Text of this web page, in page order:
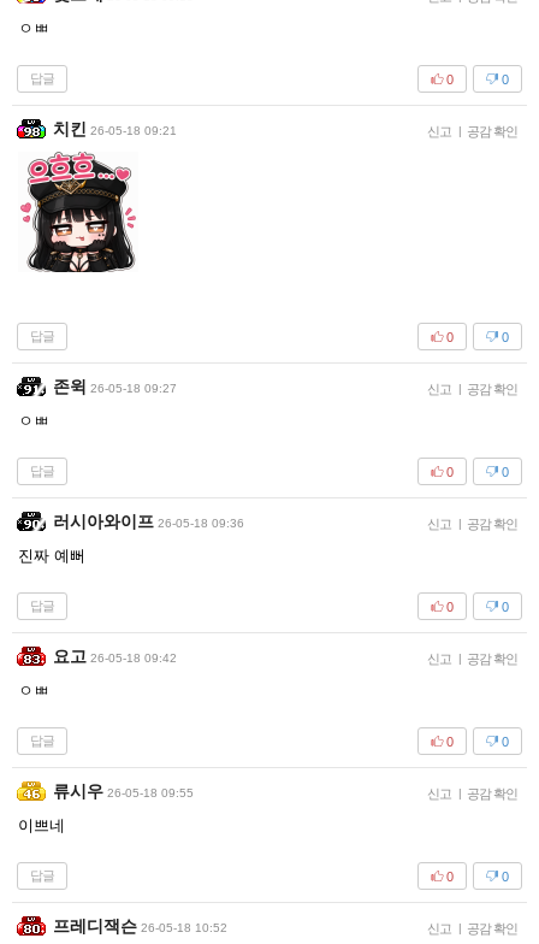
ㅇㅃ
답글 0
0
치킨 26-05-18 09:21 신고 | 공감 확인
답글 0
0
존윅 26-05-18 09:27 신고 | 공감 확인
ㅇㅃ
답글 0
0
러시아와이프 26-05-18 09:36 신고 | 공감 확인
진짜 예뻐
답글 0
0
요고 26-05-18 09:42 신고 | 공감 확인
ㅇㅃ
답글 0
0
류시우 26-05-18 09:55 신고 | 공감 확인
이쁘네
답글 0
0
프레디잭슨 26-05-18 10:52 신고 | 공감 확인